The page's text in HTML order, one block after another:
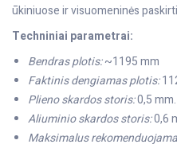
ūkiniuose ir visuomeninės
Techniniai parametrai:
Bendras plotis:~1195 mm
Faktinis dengiamas plotis:
Plieno skardos storis:0,5 mm.
Aliuminio skardos storis:0,6
Maksimalus